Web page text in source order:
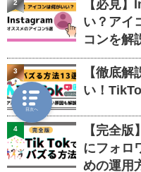
【必見
い？アイ
コンを解
2
【徹底
い！
3
【完全
にフォロ
めの運用
4
目次へ